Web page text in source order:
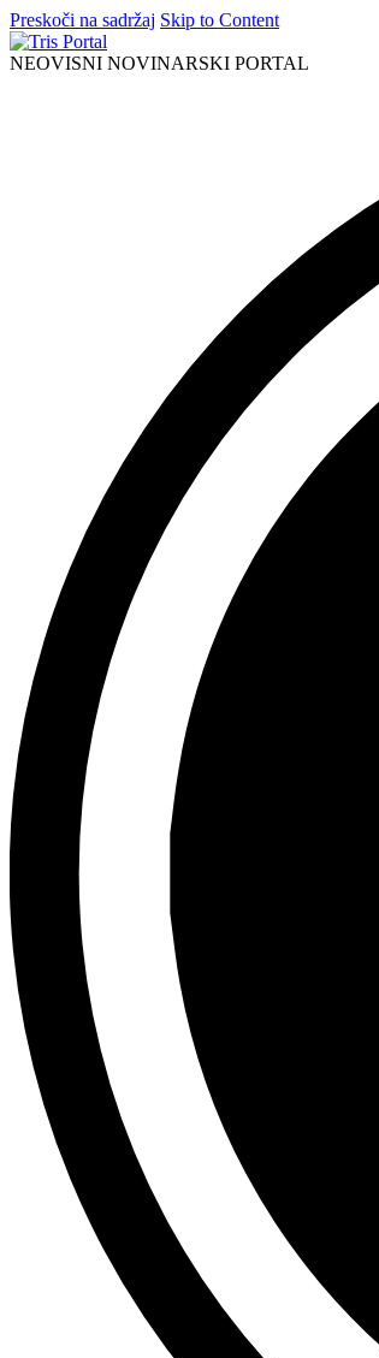
Preskoči na sadržaj Skip to Content
NEOVISNI NOVINARSKI PORTAL